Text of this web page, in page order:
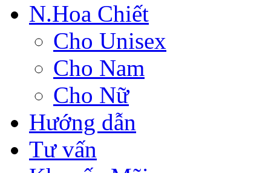
N.Hoa Chiết
Cho Unisex
Cho Nam
Cho Nữ
Hướng dẫn
Tư vấn